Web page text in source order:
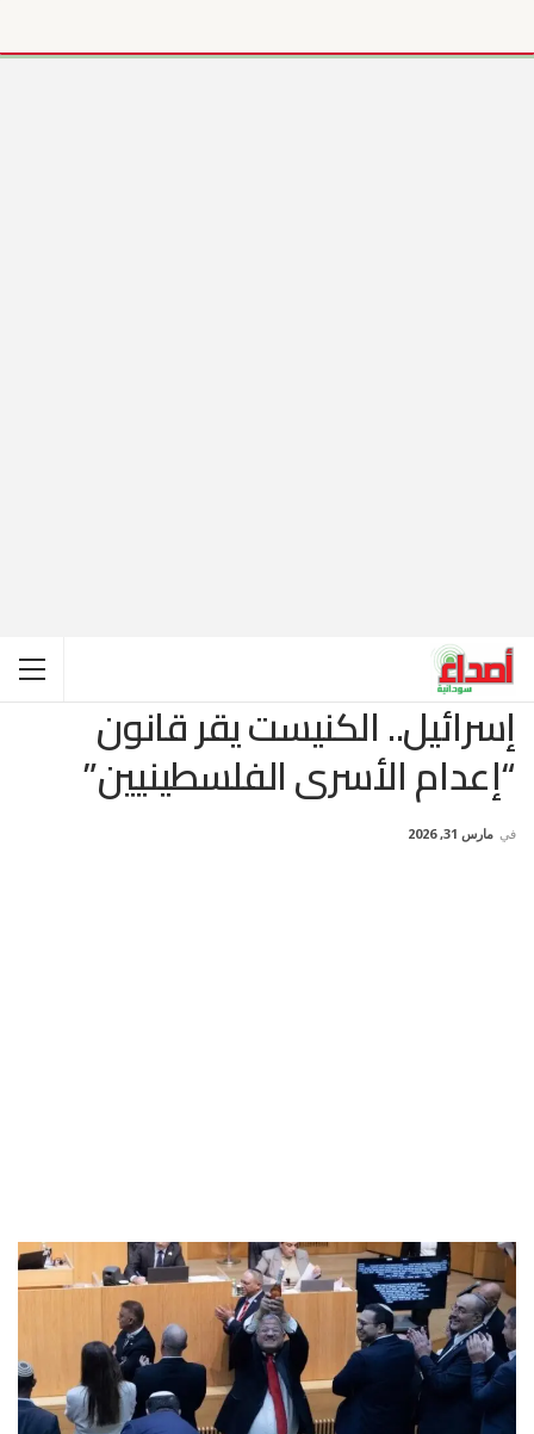
إسرائيل.. الكنيست يقر قانون
“إعدام الأسرى الفلسطينيين”
في مارس 31, 2026